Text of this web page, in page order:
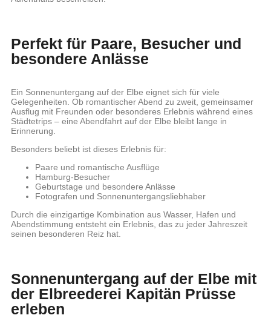
Perfekt für Paare, Besucher und
besondere Anlässe
Ein Sonnenuntergang auf der Elbe eignet sich für viele
Gelegenheiten. Ob romantischer Abend zu zweit, gemeinsamer
Ausflug mit Freunden oder besonderes Erlebnis während eines
Städtetrips – eine Abendfahrt auf der Elbe bleibt lange in
Erinnerung.
Besonders beliebt ist dieses Erlebnis für:
Paare und romantische Ausflüge
Hamburg-Besucher
Geburtstage und besondere Anlässe
Fotografen und Sonnenuntergangsliebhaber
Durch die einzigartige Kombination aus Wasser, Hafen und
Abendstimmung entsteht ein Erlebnis, das zu jeder Jahreszeit
seinen besonderen Reiz hat.
Sonnenuntergang auf der Elbe mit
der Elbreederei Kapitän Prüsse
erleben